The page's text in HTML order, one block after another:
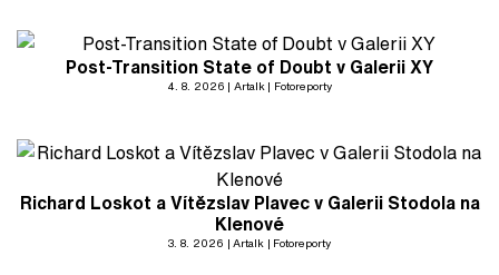
Post-Transition State of Doubt v Galerii XY
4. 8. 2026 Artalk Fotoreporty
Richard Loskot a Vítězslav Plavec v Galerii Stodola na
Klenové
3. 8. 2026 Artalk Fotoreporty